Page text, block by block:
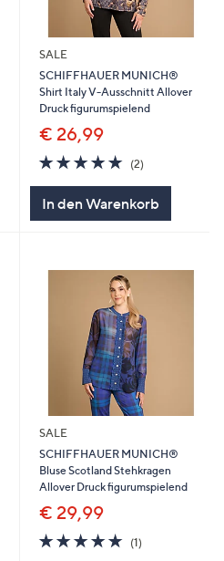
SALE
SCHIFFHAUER MUNICH®
Shirt Italy V-Ausschnitt Allover
Druck figurumspielend
€ 26,99
5.0
von
5
(2)
In den Warenkorb
SALE
SCHIFFHAUER MUNICH®
Bluse Scotland Stehkragen
Allover Druck figurumspielend
€ 29,99
5.0
von
(1)